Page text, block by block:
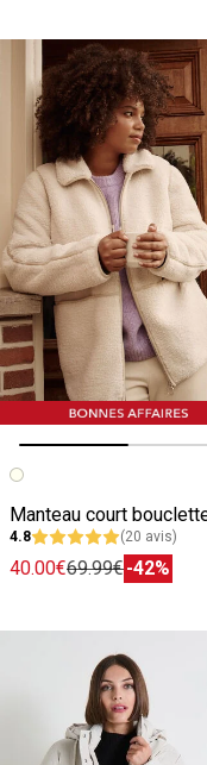
Image précédente
Image suivante
4.8 (20 avis)
40.00€69.99€-42%